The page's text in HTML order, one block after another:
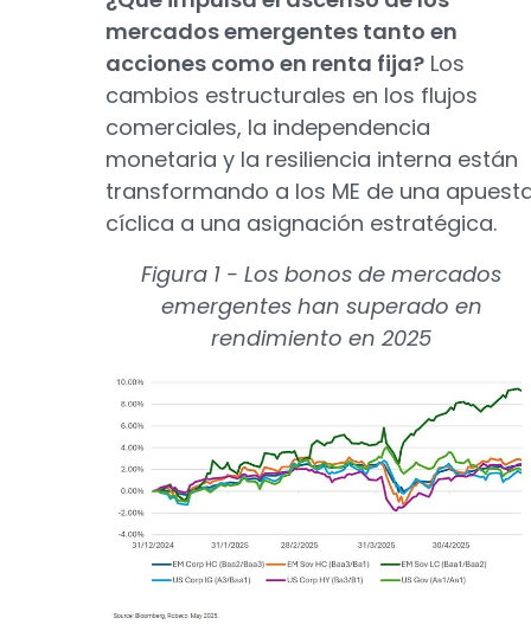
mercados emergentes tanto en
acciones como en renta fija? Los
cambios estructurales en los flujos
comerciales, la independencia
monetaria y la resiliencia interna están
transformando a los ME de una
cíclica a una asignación estratégica.
Figura 1 - Los bonos de mercados
emergentes han superado en
rendimiento en 2025